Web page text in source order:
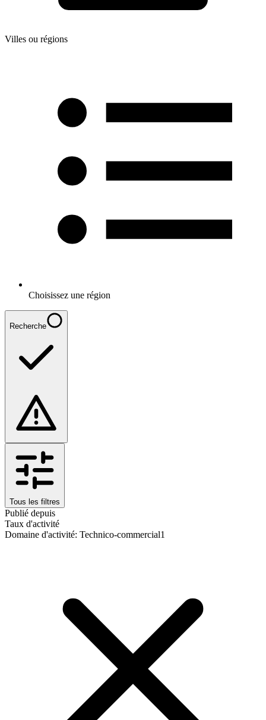
Villes ou régions
Choisissez une région
Recherche
Tous les filtres
Publié depuis
Taux d'activité
Domaine d'activité: Technico-commercial1